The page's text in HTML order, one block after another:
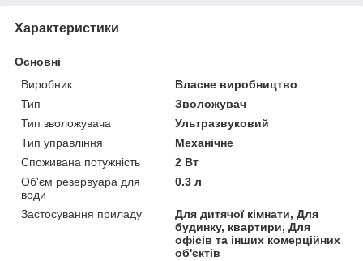
Характеристики
Основні
Виробник
Власне виробництво
Тип
Зволожувач
Тип зволожувача
Ультразвуковий
Тип управління
Механічне
Споживана потужність
2 Вт
Об'єм резервуара для
води
0.3 л
Застосування приладу
Для дитячої кімнати, Для
будинку, квартири, Для
офісів та інших комерційних
об'єктів